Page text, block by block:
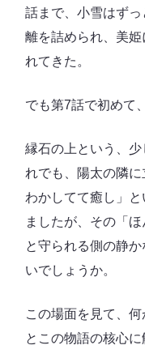
話まで、小雪はず
離を詰められ、美
れてきた。
でも第7話で初めて
縁石の上という、
れでも、陽太の隣
わかしてて癒し」
ましたが、その「
と守られる側の静
いでしょうか。
この場面を見て、
とこの物語の核心に